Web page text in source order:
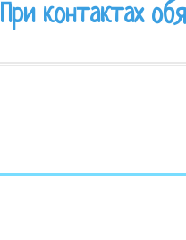
При контактах